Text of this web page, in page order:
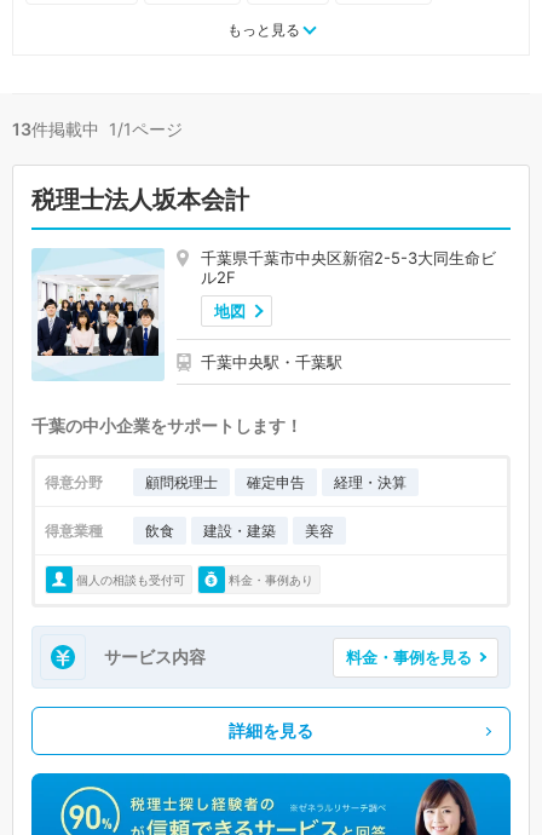
市役所前駅 (1)
もっと見る
13件掲載中 1/1ページ
税理士法人坂本会計
千葉県千葉市中央区新宿2-5-3大同生命ビ
ル2F
地図
千葉中央駅・千葉駅
千葉の中小企業をサポートします！
得意分野 顧問税理士 確定申告 経理・決算
得意業種 飲食 建設・建築 美容
個人の相談も受付可 料金・事例あり
サービス内容 料金・事例を見る
詳細を見る